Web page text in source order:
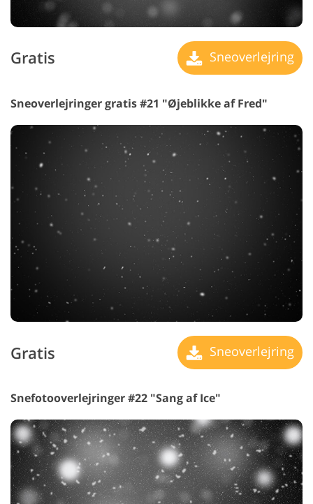
Gratis Sneoverlejring
Sneoverlejringer gratis #21 "Øjeblikke af Fred"
Gratis Sneoverlejring
Snefotooverlejringer #22 "Sang af Ice"